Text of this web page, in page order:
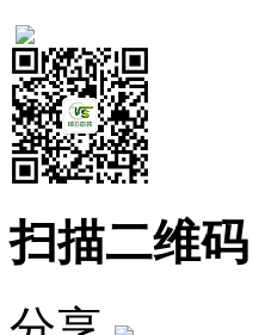
扫描二维码